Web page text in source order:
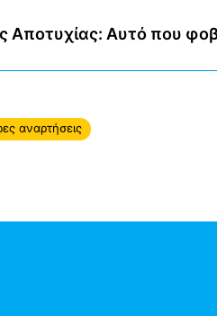
Αποτυχίας: Aυτό που
αναρτήσεις